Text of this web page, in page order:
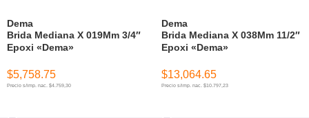
Brida Mediana X 019Mm 3/4″
Epoxi «Dema»
Dema
$5,758.75
Precio s/imp. nac. $4.759,30
Brida Mediana X 038Mm 11/2″
Epoxi «Dema»
Dema
$13,064.65
Precio s/imp. nac. $10.797,23